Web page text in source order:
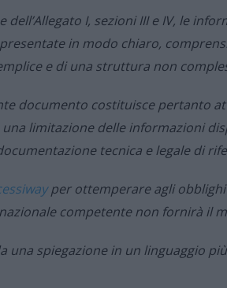
dell’Allegato I, sezioni III e IV, le
in modo chiaro,
e di una struttura non
documento costituisce pertanto
limitazione delle informazioni
tecnica e legale di
per ottemperare agli
competente non fornirà il
spiegazione in un linguaggio